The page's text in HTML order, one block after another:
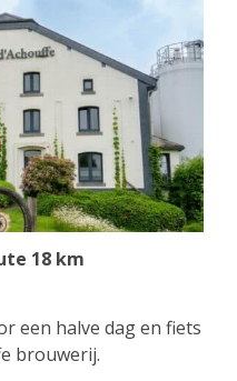
18 km
een halve dag en fiets
brouwerij.